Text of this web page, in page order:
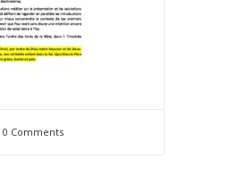
0 Comments